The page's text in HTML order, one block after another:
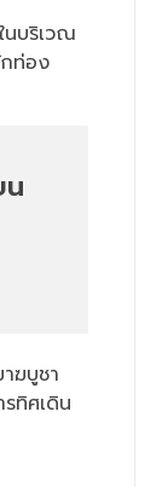
บริเวณ
ท่อง
ฆบูชา
ทิศเดิน